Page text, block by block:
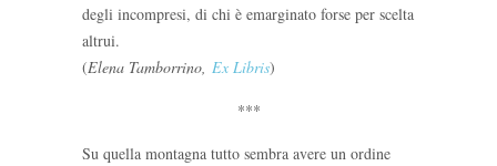
degli incompresi, di chi è emarginato forse per scelta
altrui.
(Elena Tamborrino, Ex Libris)
***
Su quella montagna tutto sembra avere un ordine